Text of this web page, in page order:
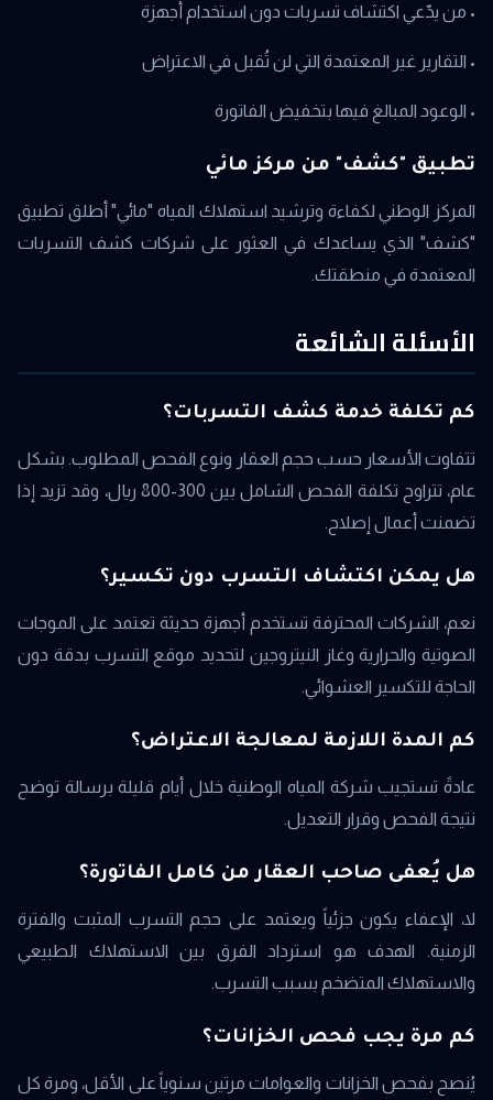
• من يدّعي اكتشاف تسربات دون استخدام أجهزة
• التقارير غير المعتمدة التي لن تُقبل في الاعتراض
• الوعود المبالغ فيها بتخفيض الفاتورة
تطبيق "كشف" من مركز مائي
المركز الوطني لكفاءة وترشيد استهلاك المياه "مائي" أطلق تطبيق
"كشف" الذي يساعدك في العثور على شركات كشف التسربات
المعتمدة في منطقتك.
الأسئلة الشائعة
كم تكلفة خدمة كشف التسربات؟
تتفاوت الأسعار حسب حجم العقار ونوع الفحص المطلوب. بشكل
عام، تتراوح تكلفة الفحص الشامل بين 300-800 ريال، وقد تزيد إذا
تضمنت أعمال إصلاح.
هل يمكن اكتشاف التسرب دون تكسير؟
نعم، الشركات المحترفة تستخدم أجهزة حديثة تعتمد على الموجات
الصوتية والحرارية وغاز النيتروجين لتحديد موقع التسرب بدقة دون
الحاجة للتكسير العشوائي.
كم المدة اللازمة لمعالجة الاعتراض؟
عادةً تستجيب شركة المياه الوطنية خلال أيام قليلة برسالة توضح
نتيجة الفحص وقرار التعديل.
هل يُعفى صاحب العقار من كامل الفاتورة؟
لا، الإعفاء يكون جزئياً ويعتمد على حجم التسرب المثبت والفترة
الزمنية. الهدف هو استرداد الفرق بين الاستهلاك الطبيعي
والاستهلاك المتضخم بسبب التسرب.
كم مرة يجب فحص الخزانات؟
يُنصح بفحص الخزانات والعوامات مرتين سنوياً على الأقل، ومرة كل